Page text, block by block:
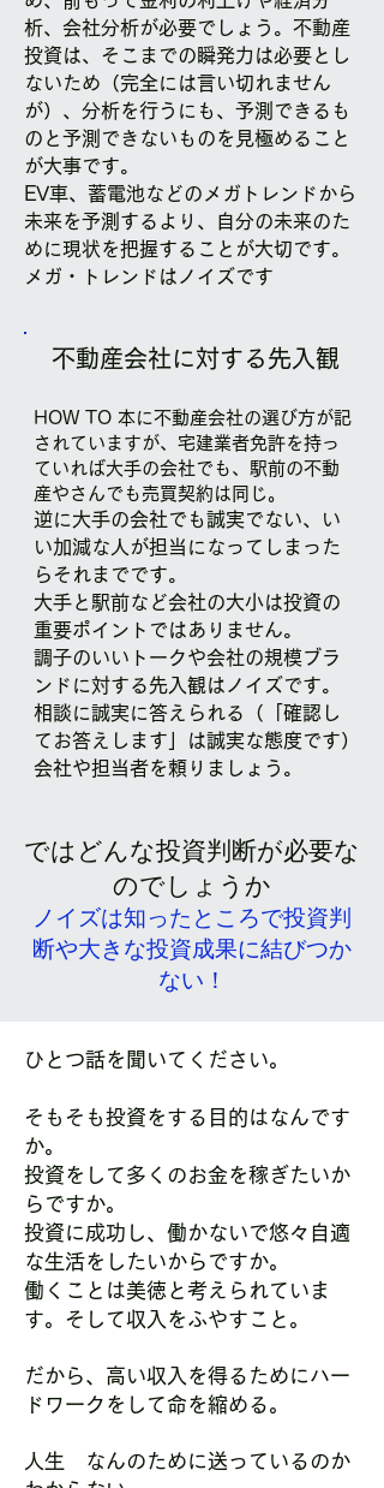
析、会社分析が必要でしょう。不動産
投資は、そこまでの瞬発力は必要とし
ないため（完全には言い切れません
が）、分析を行うにも、予測できるも
のと予測できないものを見極めること
が大事です。
EV車、蓄電池などのメガトレンドから
未来を予測するより、自分の未来のた
めに現状を把握することが大切です。
メガ・トレンドはノイズです
不動産会社に対する先入観
​HOW TO 本に不動産会社の選び方が記
されていますが、宅建業者免許を持っ
ていれば大手の会社でも、駅前の不動
産やさんでも売買契約は同じ。
逆に大手の会社でも誠実でない、い
い加減な人が担当になってしまった
らそれまでです。
大手と駅前など会社の大小は投資の
重要ポイントではありません。
調子のいいトークや会社の規模ブラ
ン ドに対する先入観はノイズです。
相談に誠実に答えられる（「確認し
てお答えします」は誠実な態度です）
会社や担当者を頼りましょう。
ではどんな投資判断が必要な
のでしょうか
ノイズは知ったところで投資判
断や大きな投資成果に結びつか
ない！
ひとつ話を聞いてください。
そもそも投資をする目的はなんです
か。
投資をして多くのお金を稼ぎたいか
らですか。
投資に成功し、働かないで悠々自適
な生活をしたいからですか。
働くことは美徳と考えられていま
す。そして収入をふやすこと。
だから、高い収入を得るためにハー
ドワークをして命を縮める。
人生 なんのために送っているのか